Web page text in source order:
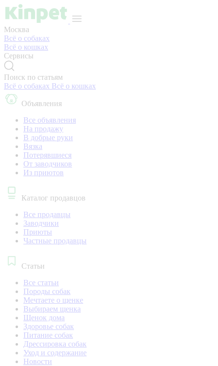
Москва
Всё о собаках
Всё о кошках
Сервисы
Поиск по статьям
Всё о собаках Всё о кошках
Объявления
Все объявления
На продажу
В добрые руки
Вязка
Потерявшиеся
От заводчиков
Из приютов
Каталог продавцов
Все продавцы
Заводчики
Приюты
Частные продавцы
Статьи
Все статьи
Породы собак
Мечтаете о щенке
Выбираем щенка
Щенок дома
Здоровье собак
Питание собак
Дрессировка собак
Уход и содержание
Новости